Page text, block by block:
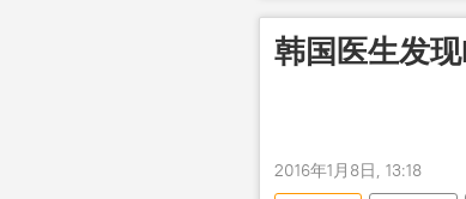
韩国医生发
2016年1月8日, 13:18